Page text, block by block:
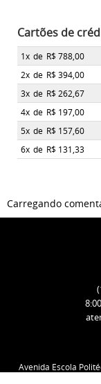
Cartões de
1x de R$ 788,00
2x de R$ 394,00
3x de R$ 262,67
4x de R$ 197,00
5x de R$ 157,60
6x de R$ 131,33
Carregando
Avenida Escola